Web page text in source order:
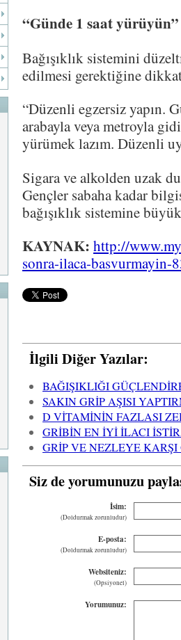
“Günde 1 saat yürüyün”
Bağışıklık sistemini
edilmesi gerektiğine
“Düzenli egzersiz yapın.
arabayla veya metroyla
yürümek lazım. Düzenli
Sigara ve alkolden uzak
Gençler sabaha kadar
bağışıklık sistemine
KAYNAK: http://
sonra-ilaca-basvurmayin-
İlgili Diğer Yazılar:
BAĞIŞIKLIĞI
SAKIN GRİP AŞISI
D VİTAMİNİN FAZLASI
GRİBİN EN İYİ İLACI
GRİP VE NEZLEYE
Siz de yorumunuzu
İsim:
(Doldurmak zorunludur)
E-posta:
(Doldurmak zorunludur)
Websiteniz:
(Opsiyonel)
Yorumunuz: